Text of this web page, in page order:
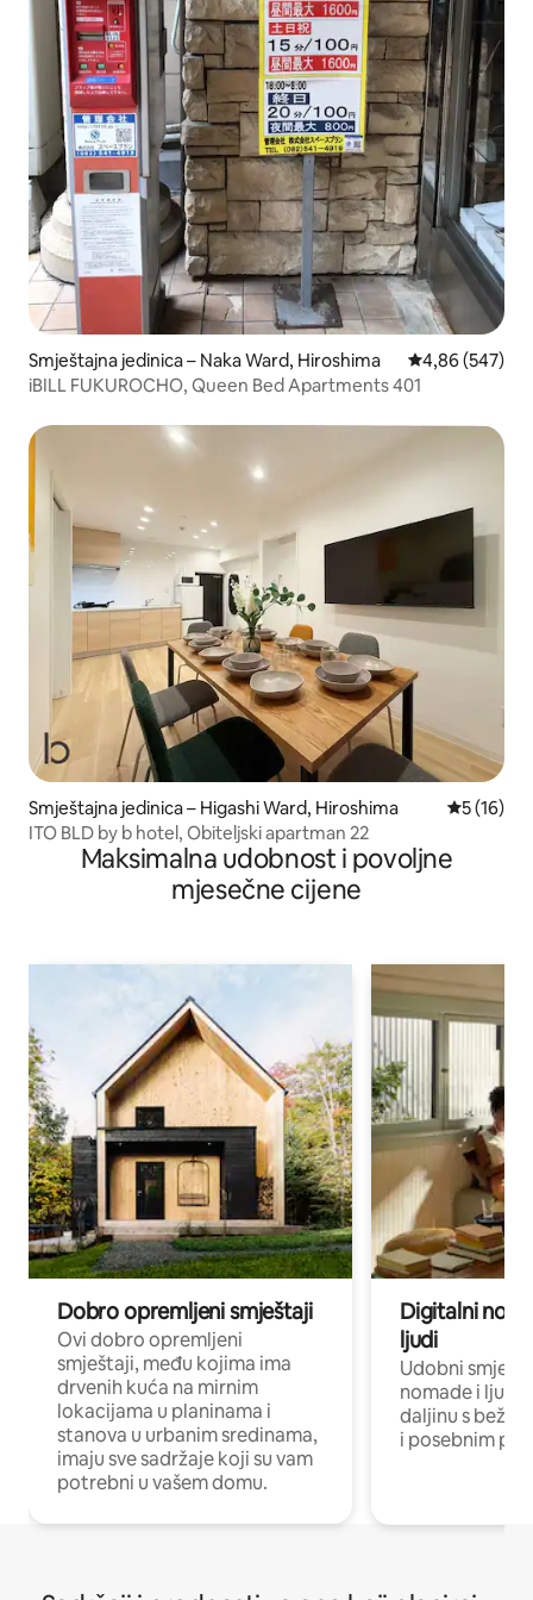
Smještajna jedinica – Naka Ward, Hiroshima Prosječna
4,86 (547)
iBILL FUKUROCHO, Queen Bed Apartments 401
Smještajna jedinica – Higashi Ward, Hiroshima Prosječna
5 (16)
ITO BLD by b hotel, Obiteljski apartman 22
Maksimalna udobnost i povoljne
mjesečne cijene
Dobro opremljeni smještaji
Ovi dobro opremljeni
smještaji, među kojima ima
drvenih kuća na mirnim
lokacijama u planinama i
stanova u urbanim sredinama,
imaju sve sadržaje koji su vam
potrebni u vašem domu.
Digitalni
ljudi
Udobni
nomade i ljude
daljinu s
i posebnim